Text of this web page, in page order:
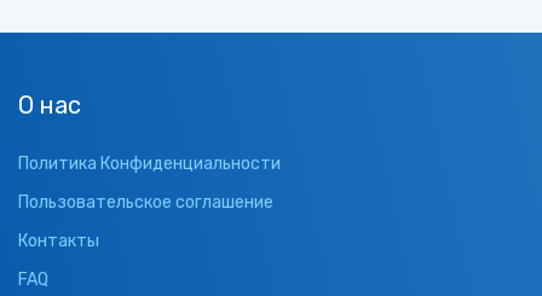
О нас
Политика Конфиденциальности
Пользовательское соглашение
Контакты
FAQ